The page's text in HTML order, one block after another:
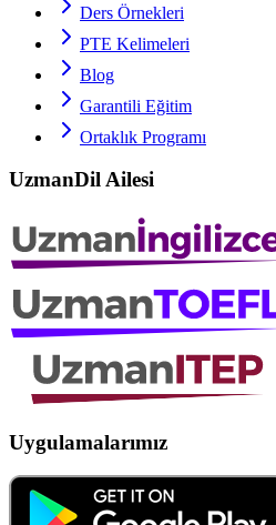
Ders Örnekleri
PTE Kelimeleri
Blog
Garantili Eğitim
Ortaklık Programı
UzmanDil Ailesi
Uygulamalarımız